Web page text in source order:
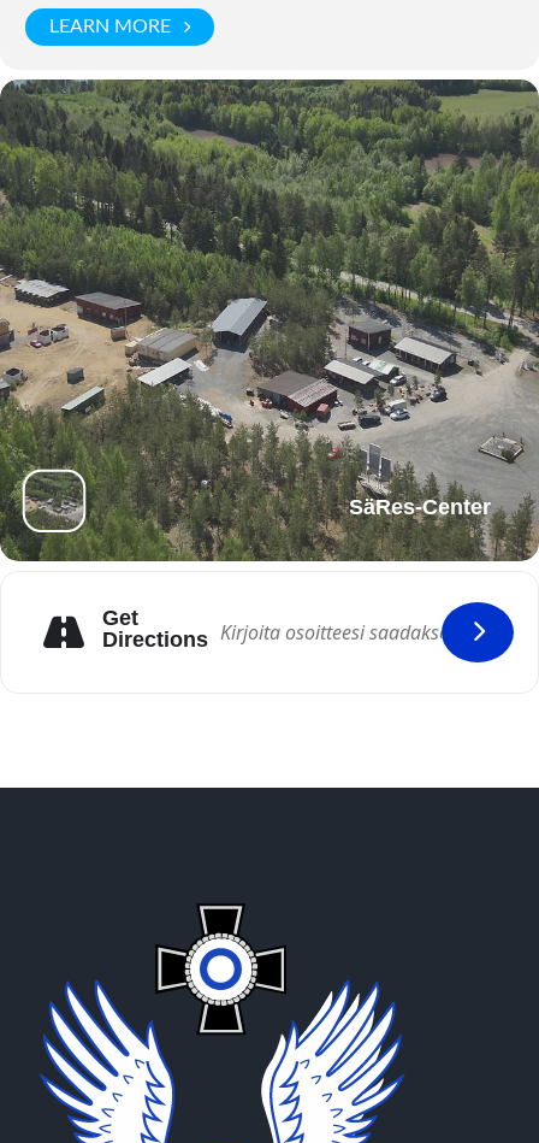
LEARN MORE
SäRes-Center
Get
Directions